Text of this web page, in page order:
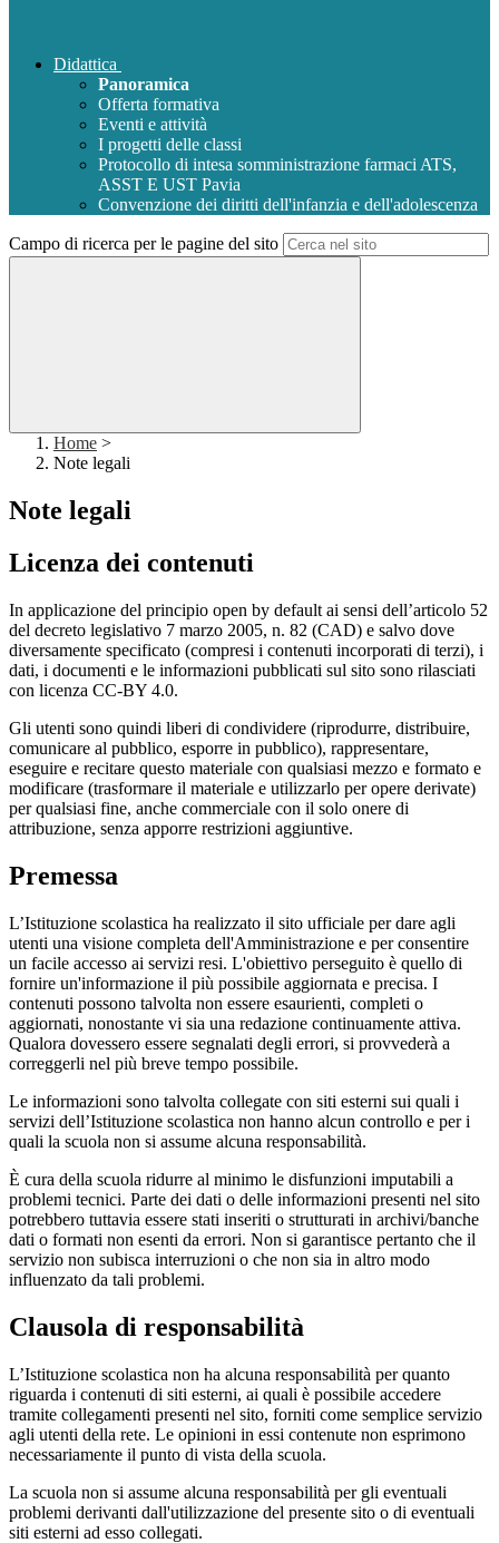
Didattica
Panoramica
Offerta formativa
Eventi e attività
I progetti delle classi
Protocollo di intesa somministrazione farmaci ATS,
ASST E UST Pavia
Convenzione dei diritti dell'infanzia e dell'adolescenza
Campo di ricerca per le pagine del sito
Home >
Note legali
Note legali
Licenza dei contenuti
In applicazione del principio open by default ai sensi dell’articolo 52
del decreto legislativo 7 marzo 2005, n. 82 (CAD) e salvo dove
diversamente specificato (compresi i contenuti incorporati di terzi), i
dati, i documenti e le informazioni pubblicati sul sito sono rilasciati
con licenza CC-BY 4.0.
Gli utenti sono quindi liberi di condividere (riprodurre, distribuire,
comunicare al pubblico, esporre in pubblico), rappresentare,
eseguire e recitare questo materiale con qualsiasi mezzo e formato e
modificare (trasformare il materiale e utilizzarlo per opere derivate)
per qualsiasi fine, anche commerciale con il solo onere di
attribuzione, senza apporre restrizioni aggiuntive.
Premessa
L’Istituzione scolastica ha realizzato il sito ufficiale per dare agli
utenti una visione completa dell'Amministrazione e per consentire
un facile accesso ai servizi resi. L'obiettivo perseguito è quello di
fornire un'informazione il più possibile aggiornata e precisa. I
contenuti possono talvolta non essere esaurienti, completi o
aggiornati, nonostante vi sia una redazione continuamente attiva.
Qualora dovessero essere segnalati degli errori, si provvederà a
correggerli nel più breve tempo possibile.
Le informazioni sono talvolta collegate con siti esterni sui quali i
servizi dell’Istituzione scolastica non hanno alcun controllo e per i
quali la scuola non si assume alcuna responsabilità.
È cura della scuola ridurre al minimo le disfunzioni imputabili a
problemi tecnici. Parte dei dati o delle informazioni presenti nel sito
potrebbero tuttavia essere stati inseriti o strutturati in archivi/banche
dati o formati non esenti da errori. Non si garantisce pertanto che il
servizio non subisca interruzioni o che non sia in altro modo
influenzato da tali problemi.
Clausola di responsabilità
L’Istituzione scolastica non ha alcuna responsabilità per quanto
riguarda i contenuti di siti esterni, ai quali è possibile accedere
tramite collegamenti presenti nel sito, forniti come semplice servizio
agli utenti della rete. Le opinioni in essi contenute non esprimono
necessariamente il punto di vista della scuola.
La scuola non si assume alcuna responsabilità per gli eventuali
problemi derivanti dall'utilizzazione del presente sito o di eventuali
siti esterni ad esso collegati.